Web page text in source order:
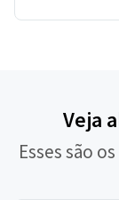
Veja
Esses são